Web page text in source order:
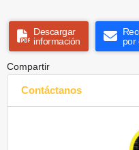
Descargar
información
por
Compartir
Contáctanos